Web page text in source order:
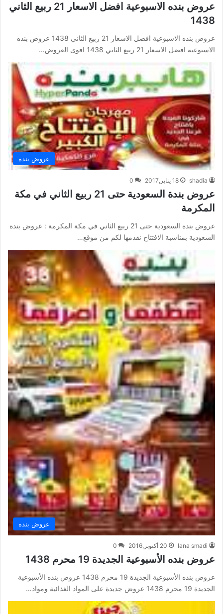
عروض بنده الاسبوعية افضل الاسعار 21 ربيع الثاني
1438
عروض بنده الاسبوعية افضل الاسعار 21 ربيع الثاني 1438 عروض بنده
الاسبوعية افضل الاسعار 21 ربيع الثاني 1438 اقوى العروض…
عروض بنده
shadia 18 يناير,2017 0
عروض بندة السعودية حتى 21 ربيع الثاني في مكة
المكرمة
عروض بندة السعودية حتى 21 ربيع الثاني في مكة المكرمة : عروض بندة
السعودية بمناسبة الافتتاح نقدمها لكم من موقع…
عروض بنده
lana smadi 20 أكتوبر,2016 0
عروض بنده الأسبوعية الجديدة 19 محرم 1438
عروض بنده الأسبوعية الجديدة 19 محرم 1438 عروض بنده الأسبوعية
الجديدة 19 محرم 1438 عروض جديدة على المواد الغذائية ومواد…